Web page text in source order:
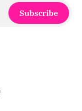
Subscribe